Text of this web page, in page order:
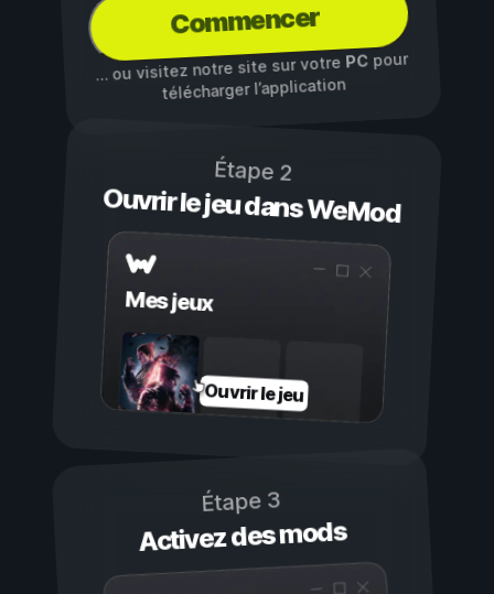
Commencer
… ou visitez notre site sur votre PCpour
télécharger l’application
Étape 2
Ouvrir le jeu dans WeMod
Mes jeux
Ouvrir le jeu
Étape 3
Activez des mods